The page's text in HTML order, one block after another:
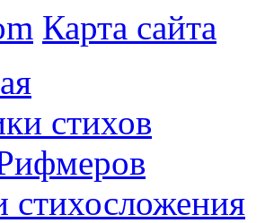
Карта сайта
стихов
стихосложения